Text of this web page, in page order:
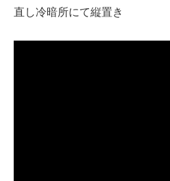
直し冷暗所にて縦置き